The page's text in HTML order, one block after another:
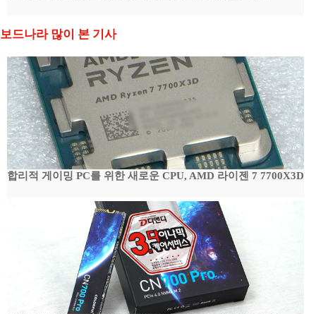
보드나라 많이 본 기사
합리적 게이밍 PC를 위한 새로운 CPU, AMD 라이젠 7 7700X3D